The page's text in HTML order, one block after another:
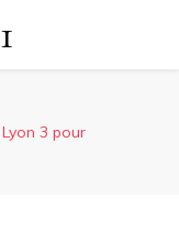
3 pour